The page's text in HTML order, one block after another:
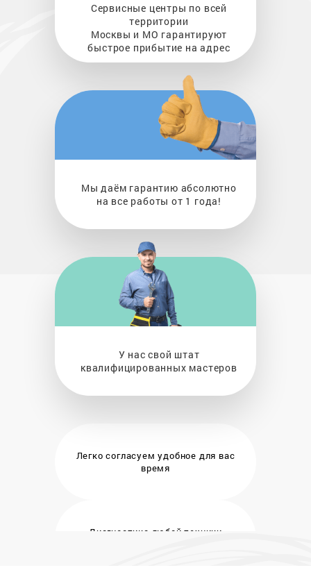
Сервисные центры по всей
территории
Москвы и МО гарантируют
быстрое прибытие на адрес
Мы даём гарантию абсолютно
на все работы от 1 года!
У нас свой штат
квалифицированных мастеров
Легко согласуем удобное для вас
время
Диагностика любой техники